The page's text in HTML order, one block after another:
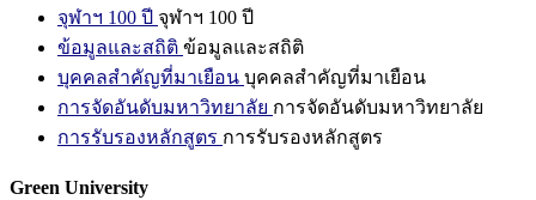
จุฬาฯ 100 ปี จุฬาฯ 100 ปี
ข้อมูลและสถิติ ข้อมูลและสถิติ
บุคคลสำคัญที่มาเยือน บุคคลสำคัญที่มาเยือน
การจัดอันดับมหาวิทยาลัย การจัดอันดับมหาวิทยาลัย
การรับรองหลักสูตร การรับรองหลักสูตร
Green University